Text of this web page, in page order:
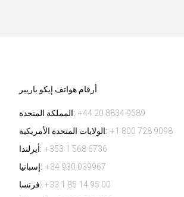
أرقام هواتف إيكو باريير
المملكة المتحدة: +44 20 8834 9589
الولايات المتحدة الأمريكية: +1 800 728 9098
أيرلندا: +353 1 568 6736
إسبانيا: +34 930 039967
فرنسا: +33 1 85 14 95 00